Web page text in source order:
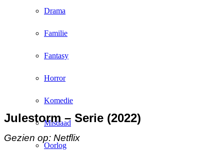
Drama
Familie
Fantasy
Horror
Komedie
Misdaad
Oorlog
Julestorm – Serie (2022)
Gezien op: Netflix